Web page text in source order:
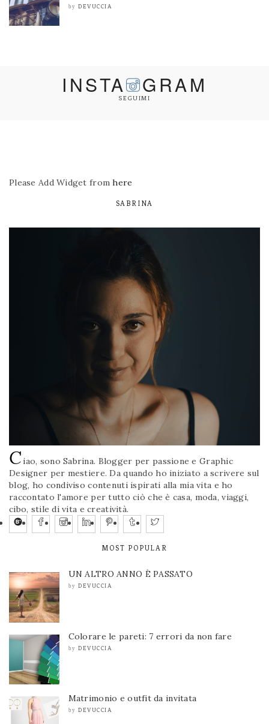
by DEVUCCIA
INSTA GRAM
SEGUIMI
Please Add Widget fromhere
SABRINA
Ciao, sono Sabrina. Blogger per passione e Graphic
Designer per mestiere. Da quando ho iniziato a scrivere sul
blog, ho condiviso contenuti ispirati alla mia vita e ho
raccontato l'amore per tutto ciò che è casa, moda, viaggi,
cibo, stile di vita e creatività.
MOST POPULAR
UN ALTRO ANNO È PASSATO
by DEVUCCIA
Colorare le pareti: 7 errori da non fare
by DEVUCCIA
Matrimonio e outfit da invitata
by DEVUCCIA